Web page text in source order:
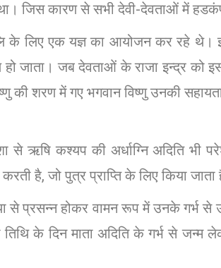
जिस कारण से सभी देवी-देवताओं में
के लिए एक यज्ञ का आयोजन कर रहे थे।
जाता। जब देवताओं के राजा इन्द्र को
की शरण में गए भगवान विष्णु उनकी
से ऋषि कश्यप की अर्धाग्नि अदिति भी
है, जो पुत्र प्राप्ति के लिए किया जाता
से प्रसन्न होकर वामन रूप में उनके गर्भ से
तिथि के दिन माता अदिति के गर्भ से जन्म